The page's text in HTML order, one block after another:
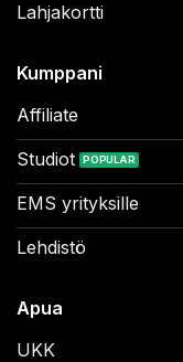
Lahjakortti
Kumppani
Affiliate
Studiot
EMS yrityksille
Lehdistö
Apua
UKK